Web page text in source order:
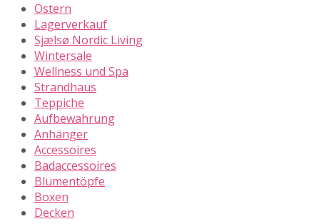
Ostern
Lagerverkauf
Sjælsø Nordic Living
Wintersale
Wellness und Spa
Strandhaus
Teppiche
Aufbewahrung
Anhänger
Accessoires
Badaccessoires
Blumentöpfe
Boxen
Decken